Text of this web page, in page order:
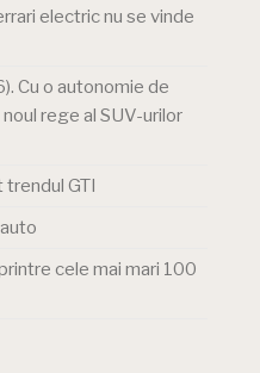
electric nu se vinde
Cu o autonomie de
rege al SUV-urilor
trendul GTI
cele mai mari 100